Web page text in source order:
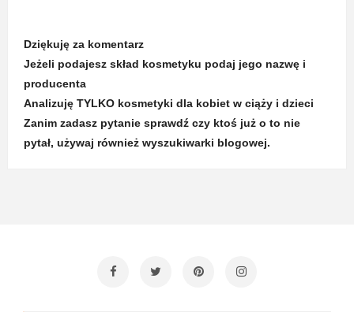
Dziękuję za komentarz
Jeżeli podajesz skład kosmetyku podaj jego nazwę i
producenta
Analizuję TYLKO kosmetyki dla kobiet w ciąży i dzieci
Zanim zadasz pytanie sprawdź czy ktoś już o to nie
pytał, używaj również wyszukiwarki blogowej.